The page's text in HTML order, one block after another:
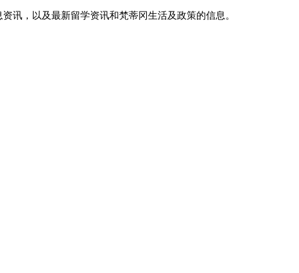
讯，以及最新留学资讯和梵蒂冈生活及政策的信息。